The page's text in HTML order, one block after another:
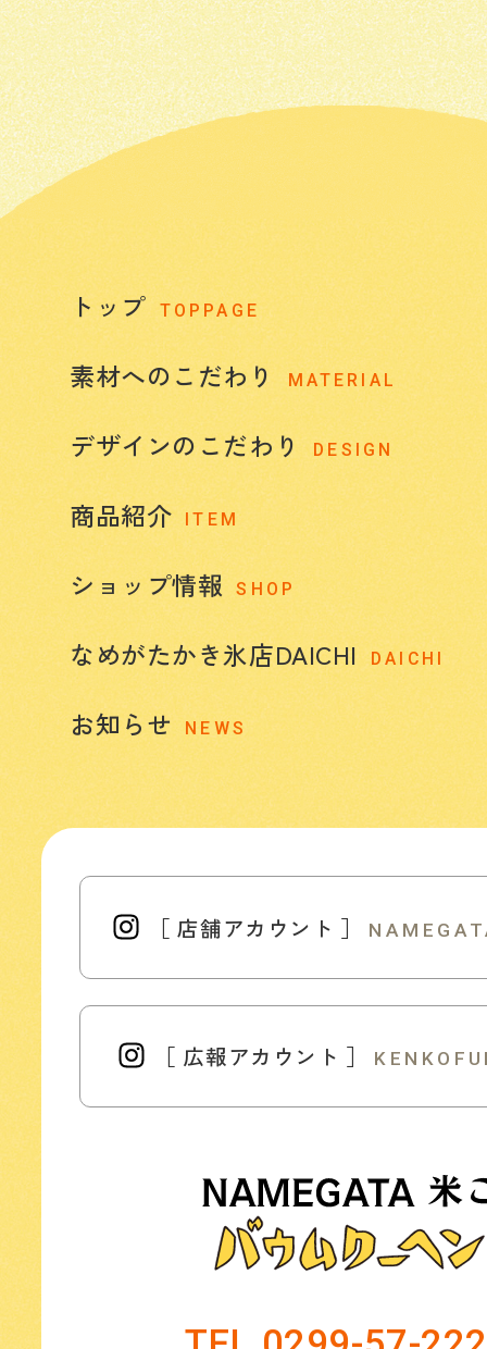
トップ TOPPAGE
素材へのこだわり MATERIAL
デザインのこだわり DESIGN
商品紹介 ITEM
ショップ情報 SHOP
なめがたかき氷店DAICHI DAICHI
お知らせ NEWS
［ 店舗アカウント ］
［ 広報アカウント ］